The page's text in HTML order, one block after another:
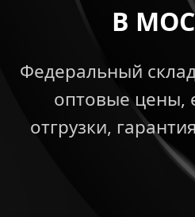
В
Федеральный
оптовые цены,
отгрузки,